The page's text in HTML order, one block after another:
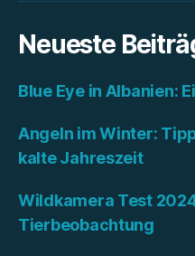
Neueste
Blue Eye in Albanien:
Angeln im Winter:
kalte Jahreszeit
Wildkamera Test
Tierbeobachtung